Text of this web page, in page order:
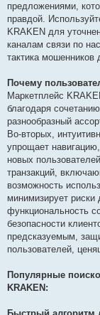
предложениями,
правдой.
KRAKEN для
каналам связи по
тактика
Почему
Маркетплейс
благодаря
разнообразный
Во-вторых,
упрощает
новых
транзакций,
возможность
минимизирует
функциональность
безопасности
предсказуемым,
пользователей,
Популярные
KRAKEN: